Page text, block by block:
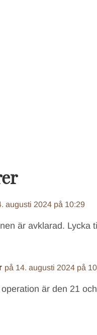
augusti 2024 på 10:29
är avklarad. Lycka
på 14. augusti 2024 på
är den 21